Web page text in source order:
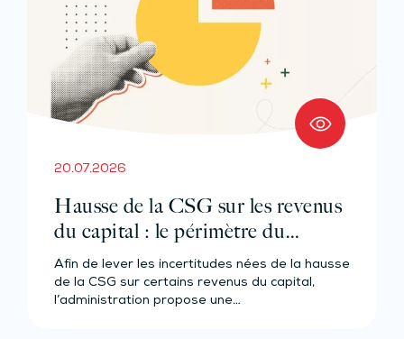
20.07.2026
Hausse de la CSG sur les revenus
du capital : le périmètre du
nouveau taux est précisé
Afin de lever les incertitudes nées de la hausse
de la CSG sur certains revenus du capital,
l’administration propose une…